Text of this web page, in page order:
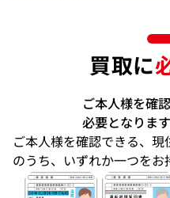
買取に
ご本人様を確
必要となります
ご本人様を確認できる、
のうち、いずれか一つをお